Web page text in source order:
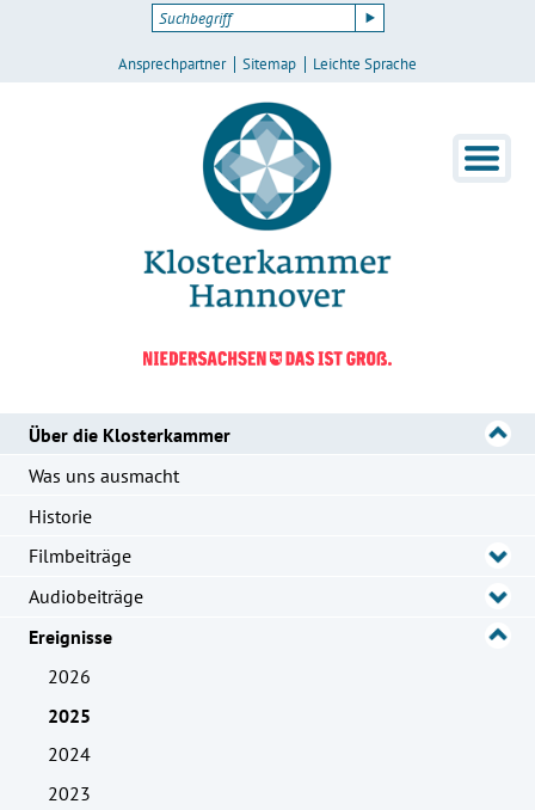
Ansprechpartner Sitemap Leichte Sprache
Über die Klosterkammer
Was uns ausmacht
Historie
Filmbeiträge
Audiobeiträge
Ereignisse
2026
2025
2024
2023